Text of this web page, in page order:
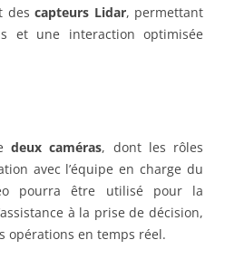
des capteurs Lidar, permettant
et une interaction optimisée
deux caméras, dont les rôles
avec l’équipe en charge du
pourra être utilisé pour la
à la prise de décision,
opérations en temps réel.